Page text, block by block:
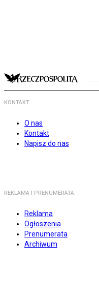
KONTAKT
O nas
Kontakt
Napisz do nas
REKLAMA I PRENUMERATA
Reklama
Ogłoszenia
Prenumerata
Archiwum